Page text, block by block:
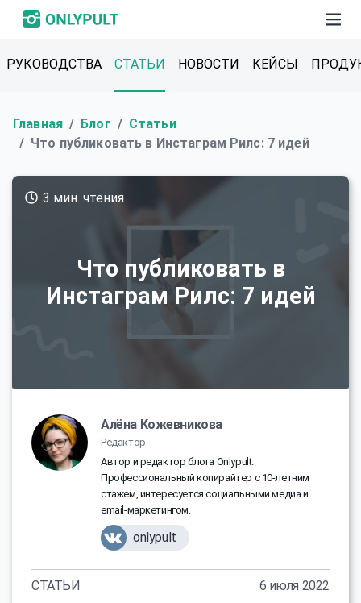
РУКОВОДСТВА СТАТЬИ НОВОСТИ КЕЙСЫ
Главная Блог
Статьи
Что публиковать в Инстаграм Рилс: 7 идей
Что публиковать в
Инстаграм Рилс: 7 идей
3 мин. чтения
Алёна Кожевникова
Редактор
Автор и редактор блога Onlypult.
Профессиональный копирайтер с 10-летним
стажем, интересуется социальными медиа и
email-маркетингом.
onlypult
СТАТЬИ 6 июля 2022